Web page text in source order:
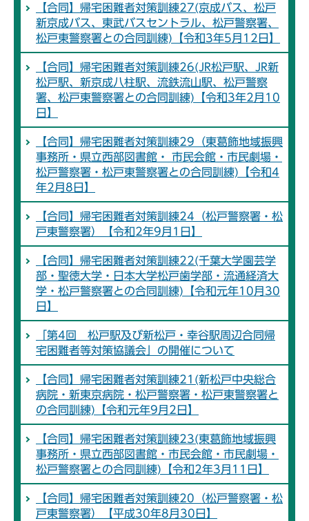
【合同】帰宅困難者対策訓練27(京成バス、松戸
新京成バス、東武バスセントラル、松戸警察署、
松戸東警察署との合同訓練)【令和3年5月12日】
【合同】帰宅困難者対策訓練26(JR松戸駅、JR新
松戸駅、新京成八柱駅、流鉄流山駅、松戸警察
署、松戸東警察署との合同訓練)【令和3年2月10
日】
【合同】帰宅困難者対策訓練29（東葛飾地域振興
事務所・県立西部図書館・ 市民会館・市民劇場・
松戸警察署・松戸東警察署との合同訓練)【令和4
年2月8日】
【合同】帰宅困難者対策訓練24（松戸警察署・松
戸東警察署）【令和2年9月1日】
【合同】帰宅困難者対策訓練22(千葉大学園芸学
部・聖徳大学・日本大学松戸歯学部・流通経済大
学・松戸警察署との合同訓練)【令和元年10月30
日】
「第4回 松戸駅及び新松戸・幸谷駅周辺合同帰
宅困難者等対策協議会」の開催について
【合同】帰宅困難者対策訓練21(新松戸中央総合
病院・新東京病院・松戸警察署・松戸東警察署と
の合同訓練)【令和元年9月2日】
【合同】帰宅困難者対策訓練23(東葛飾地域振興
事務所・県立西部図書館・市民会館・市民劇場・
松戸警察署との合同訓練)【令和2年3月11日】
【合同】帰宅困難者対策訓練20（松戸警察署・松
戸東警察署）【平成30年8月30日】